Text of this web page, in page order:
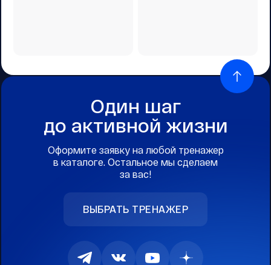
Один шаг
до активной жизни
Оформите заявку на любой тренажер
в каталоге. Остальное мы сделаем
за вас!
ВЫБРАТЬ ТРЕНАЖЕР